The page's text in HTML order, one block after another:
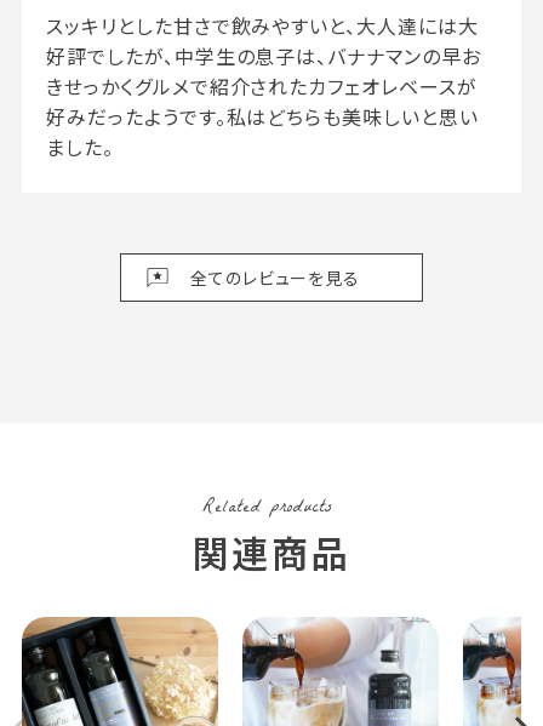
スッキリとした甘さで飲みやすいと、大人達には大
好評でしたが、中学生の息子は、バナナマンの早お
きせっかくグルメで紹介されたカフェオレベースが
好みだったようです。私はどちらも美味しいと思い
ました。